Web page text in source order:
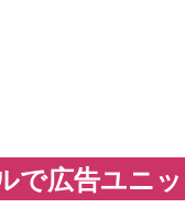
で広告ユニ